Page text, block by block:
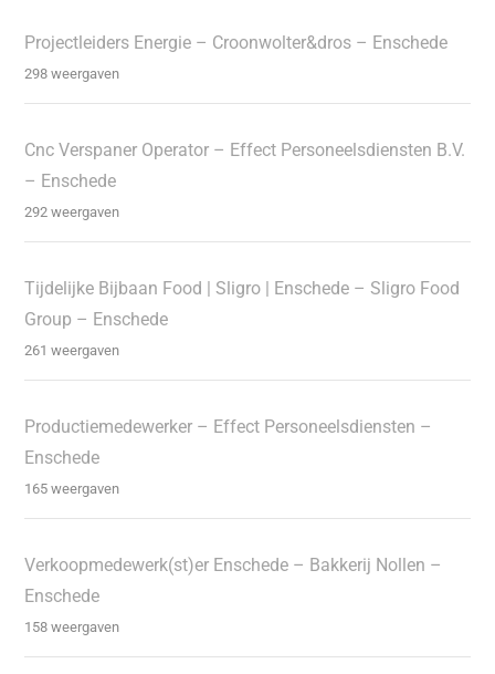
Projectleiders Energie – Croonwolter&dros – Enschede
298 weergaven
Cnc Verspaner Operator – Effect Personeelsdiensten B.V.
– Enschede
292 weergaven
Tijdelijke Bijbaan Food | Sligro | Enschede – Sligro Food
Group – Enschede
261 weergaven
Productiemedewerker – Effect Personeelsdiensten –
Enschede
165 weergaven
Verkoopmedewerk(st)er Enschede – Bakkerij Nollen –
Enschede
158 weergaven